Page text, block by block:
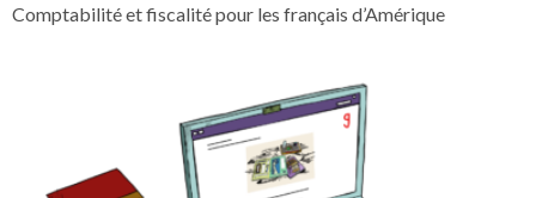
Comptabilité et fiscalité pour les français d’Amérique